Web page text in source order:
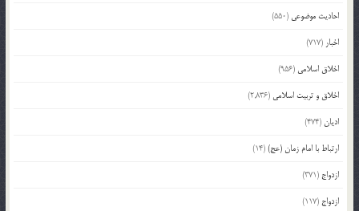
احادیث موضوعی (550)
اخبار (717)
اخلاق اسلامی (956)
اخلاق و تربیت اسلامی (2,836)
ادیان(474)
ارتباط با امام زمان (عج)(14)
ازدواج (371)
ازدواج (117)